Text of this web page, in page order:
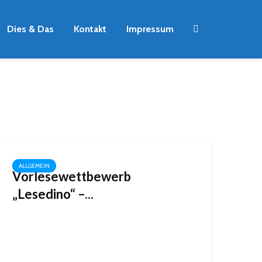
Dies & Das Kontakt Impressum
ALLGEMEIN
Vorlesewettbewerb
„Lesedino“ –...